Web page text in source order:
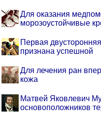
Для оказания
морозоустойчивые
Первая
признана успешной
Для лечения ран
кожа
Матвей Яковлевич
основоположников